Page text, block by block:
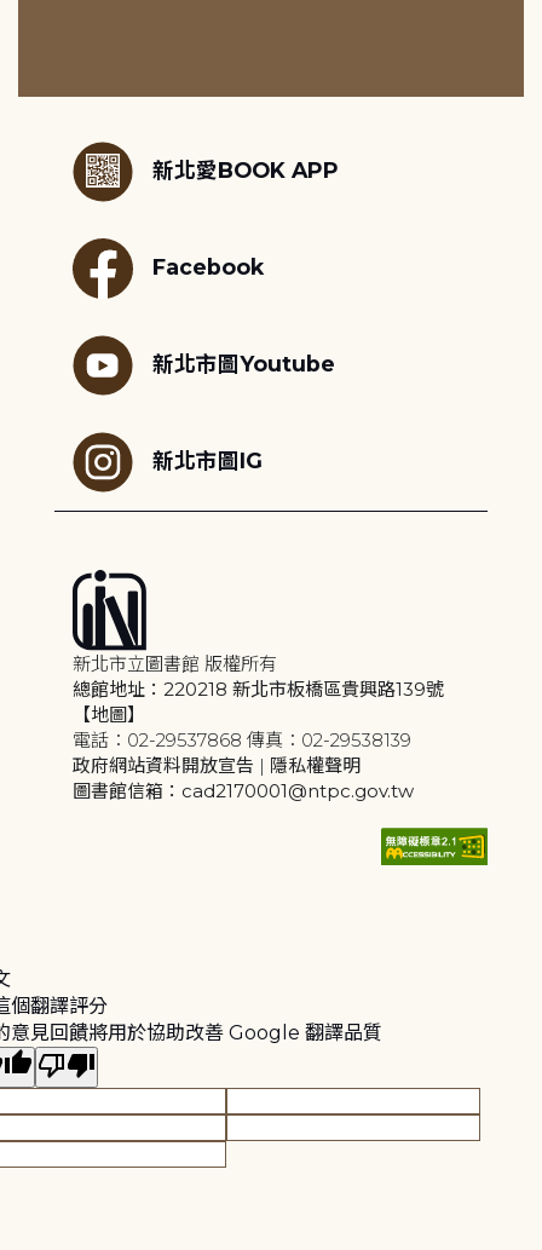
新北愛BOOK APP
Facebook
新北市圖Youtube
新北市圖IG
新北市立圖書館 版權所有
總館地址：220218 新北市板橋區貴興路139號
【地圖】
電話：02-29537868 傳真：02-29538139
政府網站資料開放宣告 | 隱私權聲明
圖書館信箱：cad2170001@ntpc.gov.tw
個翻譯評分
意見回饋將用於協助改善 Google 翻譯品質